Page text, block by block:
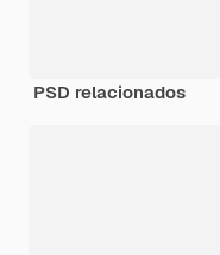
PSD relacionados